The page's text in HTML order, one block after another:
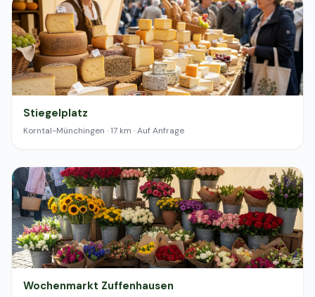
Stiegelplatz
Korntal-Münchingen · 17 km · Auf Anfrage
Wochenmarkt Zuffenhausen